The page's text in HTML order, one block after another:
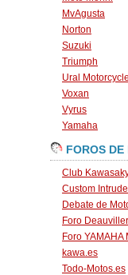
MvAgusta
Norton
Suzuki
Triumph
Ural
Voxan
Vyrus
Yamaha
FOROS DE
Club
Custom
Debate de
Foro
Foro YAMAHA
kawa.es
Todo-Motos.es